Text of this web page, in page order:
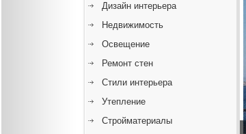
Дизайн интерьера
Недвижимость
Освещение
Ремонт стен
Стили интерьера
Утепление
Стройматериалы